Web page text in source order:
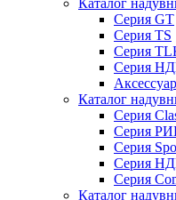
Каталог
Серия GT
Серия TS
Серия
Серия
Каталог
Серия
Серия
Серия
Серия
Серия
Каталог